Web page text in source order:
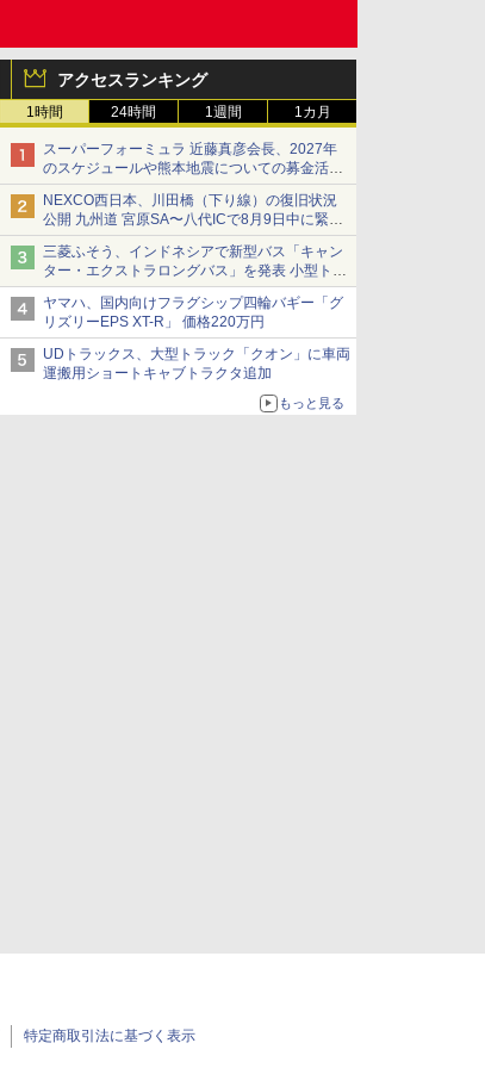
アクセスランキング
1時間 24時間 1週間 1カ月
スーパーフォーミュラ 近藤真彦会長、2027年
のスケジュールや熊本地震についての募金活動
を紹介
NEXCO西日本、川田橋（下り線）の復旧状況
公開 九州道 宮原SA〜八代ICで8月9日中に緊急
車両を通行可能に
三菱ふそう、インドネシアで新型バス「キャン
ター・エクストラロングバス」を発表 小型トラ
ックベースの観光・旅客輸送向けバス
ヤマハ、国内向けフラグシップ四輪バギー「グ
リズリーEPS XT-R」 価格220万円
UDトラックス、大型トラック「クオン」に車両
運搬用ショートキャブトラクタ追加
もっと見る
特定商取引法に基づく表示